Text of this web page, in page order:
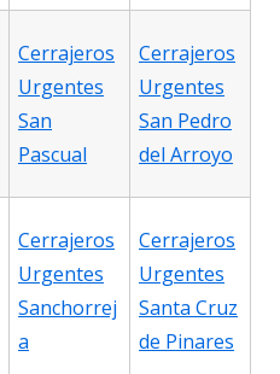
Cerrajeros
Urgentes
San
Pascual
Cerrajeros
Urgentes
San Pedro
del Arroyo
Cerrajeros
Urgentes
Sanchorrej
a
Cerrajeros
Urgentes
Santa Cruz
de Pinares